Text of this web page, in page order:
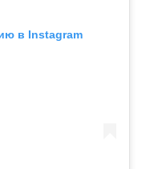
в Instagram